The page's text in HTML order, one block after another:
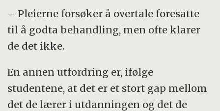
– Pleierne forsøker å overtale foresatte
til å godta behandling, men ofte klarer
de det ikke.
En annen utfordring er, ifølge
studentene, at det er et stort gap mellom
det de lærer i utdanningen og det de